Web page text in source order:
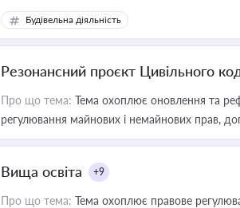
Будівельна діяльність
Резонансний проєкт Цивільного
Про що тема: Тема охоплює оновлення та
регулювання майнових і немайнових прав,
Вища освіта +9
Про що тема: Тема охоплює правове